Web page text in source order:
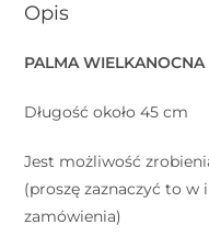
Opis
PALMA
Długość około 45 cm
Jest możliwość
(proszę zaznaczyć to
zamówienia)